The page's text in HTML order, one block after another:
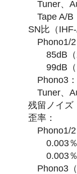
Tuner、
Tape A/B
SN比（
Phono1/2
85dB（
99dB（
Phono3
Tuner、
残留ノイズ
歪率：
Phono1/2
0.003％
0.003％
Phono3（